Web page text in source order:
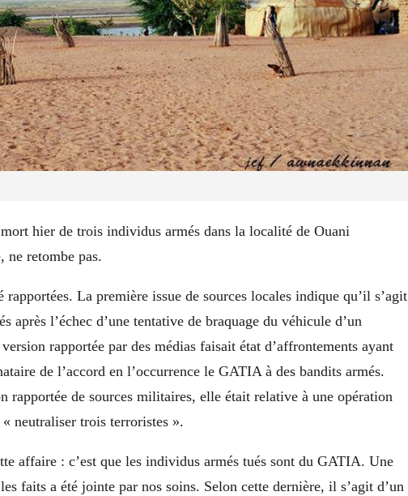
hier de trois individus armés dans la localité de Ouani
ne retombe pas.
La première issue de sources locales indique qu’il s’agit
après l’échec d’une tentative de braquage du véhicule d’un
rapportée par des médias faisait état d’affrontements ayant
de l’accord en l’occurrence le GATIA à des bandits armés.
rapportée de sources militaires, elle était relative à une opération
neutraliser trois terroristes ».
affaire : c’est que les individus armés tués sont du GATIA. Une
faits a été jointe par nos soins. Selon cette dernière, il s’agit d’un